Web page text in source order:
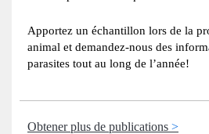
Apportez un échantillon lors de la
animal et demandez-nous des
parasites tout au long de l’année!
Obtener plus de publications